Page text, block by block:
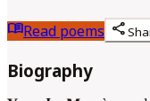
menu_bookRead poems share
Biography